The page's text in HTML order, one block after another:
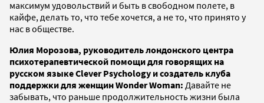
максимум удовольствий и быть в свободном полете, в
кайфе, делать то, что тебе хочется, а не то, что принято у
нас в обществе.
Юлия Морозова, руководитель лондонского центра
психотерапевтической помощи для говорящих на
русском языке Clever Psychology и создатель клуба
поддержки для женщин Wonder Woman: Давайте не
забывать, что раньше продолжительность жизни была